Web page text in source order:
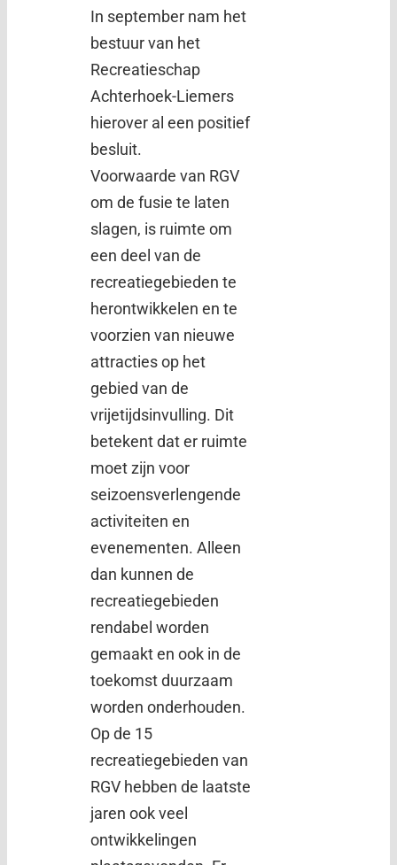
In september nam het
bestuur van het
Recreatieschap
Achterhoek-Liemers
hierover al een positief
besluit.
Voorwaarde van RGV
om de fusie te laten
slagen, is ruimte om
een deel van de
recreatiegebieden te
herontwikkelen en te
voorzien van nieuwe
attracties op het
gebied van de
vrijetijdsinvulling. Dit
betekent dat er ruimte
moet zijn voor
seizoensverlengende
activiteiten en
evenementen. Alleen
dan kunnen de
recreatiegebieden
rendabel worden
gemaakt en ook in de
toekomst duurzaam
worden onderhouden.
Op de 15
recreatiegebieden van
RGV hebben de laatste
jaren ook veel
ontwikkelingen